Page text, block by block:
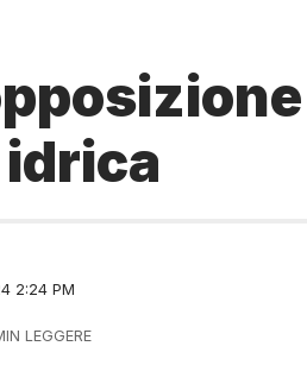
2:24 PM
LEGGERE